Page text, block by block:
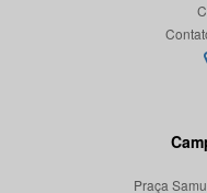
Praça